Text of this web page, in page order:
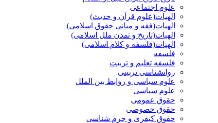
علوم اجتماعی
الهیات(علوم قرآن و حدیث)
الهیات(فقه و مبانی حقوق اسلامی)
الهیات(تاریخ و تمدن ملل اسلامی)
الهیات(فلسفه و کلام اسلامی)
فلسفه
فلسفه تعلیم و تربیت
روانشناسی تربیتی
علوم سیاسی و روابط بین الملل
علوم سیاسی
حقوق عمومی
حقوق خصوصی
حقوق کیفری و جرم شناسی